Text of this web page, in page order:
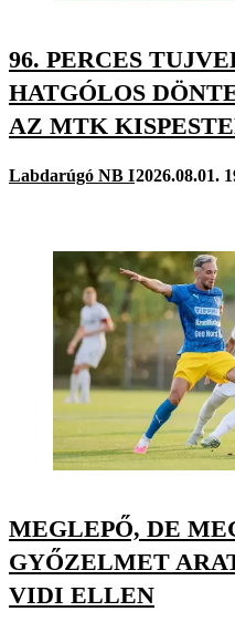
96. PERCES
HATGÓLOS
AZ MTK
Labdarúgó NB I2026.08.01.
MEGLEPŐ, DE
GYŐZELMET
VIDI ELLEN